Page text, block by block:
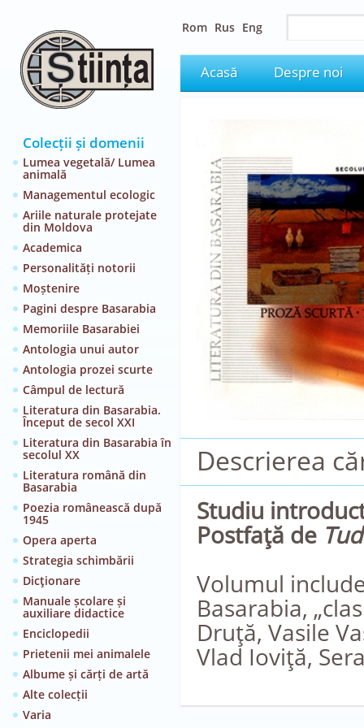
Colecții și domenii
Lumea vegetală/ Lumea
animală
Managementul ecologic
Ariile naturale protejate
din Moldova
Academica
Personalități notorii
Moștenire
Pagini despre Basarabia
Memoriile Basarabiei
Antologia unui autor
Antologia prozei scurte
Câmpul de lectură
Literatura din Basarabia.
Început de secol XXI
Literatura din Basarabia în
secolul XX
Literatura română din
Basarabia
Poezia românească după
1945
Opera aperta
Strategia schimbării
Dicţionare
Manuale școlare și
auxiliare didactice
Enciclopedii
Prietenii mei animalele
Albume și cărți de artă
Alte colecții
Varia
Rom Rus Eng
Acasă Despre noi
Descrierea
Studiu
Postfaţă de
Volumul
Basarabia,
Druţă, Vasile
Vlad Ioviţă,